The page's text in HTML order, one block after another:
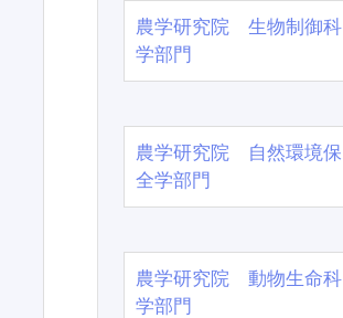
農学研究院 生物制御科
学部門
農学研究院 自然環境保
全学部門
農学研究院 動物生命科
学部門